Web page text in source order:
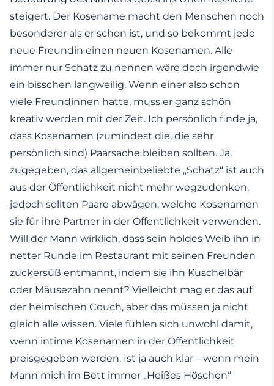
steigert. Der Kosename macht den Menschen noch
besonderer als er schon ist, und so bekommt jede
neue Freundin einen neuen Kosenamen. Alle
immer nur Schatz zu nennen wäre doch irgendwie
ein bisschen langweilig. Wenn einer also schon
viele Freundinnen hatte, muss er ganz schön
kreativ werden mit der Zeit. Ich persönlich finde ja,
dass Kosenamen (zumindest die, die sehr
persönlich sind) Paarsache bleiben sollten. Ja,
zugegeben, das allgemeinbeliebte „Schatz“ ist auch
aus der Öffentlichkeit nicht mehr wegzudenken,
jedoch sollten Paare abwägen, welche Kosenamen
sie für ihre Partner in der Öffentlichkeit verwenden.
Will der Mann wirklich, dass sein holdes Weib ihn in
netter Runde im Restaurant mit seinen Freunden
zuckersüß entmannt, indem sie ihn Kuschelbär
oder Mäusezahn nennt? Vielleicht mag er das auf
der heimischen Couch, aber das müssen ja nicht
gleich alle wissen. Viele fühlen sich unwohl damit,
wenn intime Kosenamen in der Öffentlichkeit
preisgegeben werden. Ist ja auch klar – wenn mein
Mann mich im Bett immer „Heißes Höschen“